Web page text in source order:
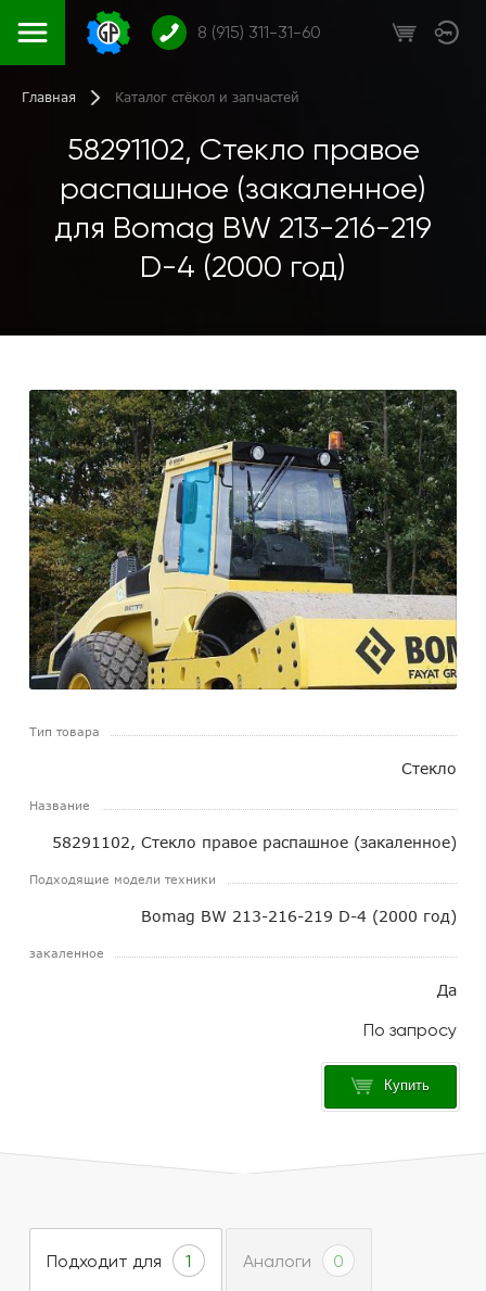
8 (915) 311-31-60
Главная Каталог стёкол и запчастей
58291102, Стекло правое
распашное (закаленное)
для Bomag BW 213-216-219
D-4 (2000 год)
Тип товара
Стекло
Название
58291102, Стекло правое распашное (закаленное)
Подходящие модели техники
Bomag BW 213-216-219 D-4 (2000 год)
закаленное
Да
Купить
Подходит для 1 Аналоги 0